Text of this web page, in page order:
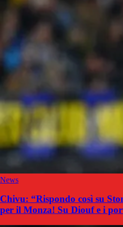
News
Chivu: “Rispondo così su
per il Monza! Su Diouf e i